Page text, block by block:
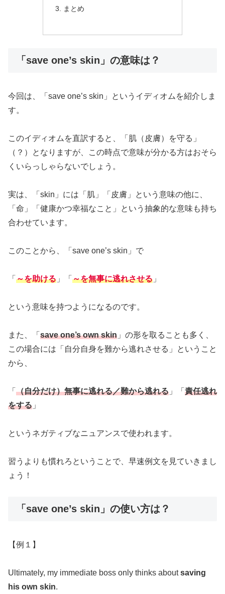
まとめ
「save one’s skin」の意味は？
今回は、「save one’s skin」というイディオムを紹介しま
す。
このイディオムを直訳すると、「肌（皮膚）を守る」
（？）となりますが、この時点で意味が分かる方はおそら
くいらっしゃらないでしょう。
実は、「skin」には「肌」「皮膚」という意味の他に、
「命」「健康かつ幸福なこと」という抽象的な意味も持ち
合わせています。
このことから、「save one’s skin」で
「 ～を助ける 」「 ～を無事に逃れさせる 」
という意味を持つようになるのです。
また、「 save one’s own skin 」の形を取ることも多く、
この場合には「自分自身を難から逃れさせる」ということ
から、
「 （自分だけ）無事に逃れる／難から逃れる 」「 責任逃れ
をする 」
というネガティブなニュアンスで使われます。
習うよりも慣れろということで、早速例文を見ていきまし
ょう！
「save one’s skin」の使い方は？
【例１】
Ultimately, my immediate boss only thinks aboutsaving
his own skin.